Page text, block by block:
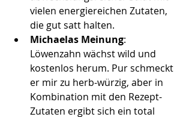
vielen energiereichen Zutaten,
die gut satt halten.
Michaelas Meinung:
Löwenzahn wächst wild und
kostenlos herum. Pur schmeckt
er mir zu herb-würzig, aber in
Kombination mit den Rezept-
Zutaten ergibt sich ein total